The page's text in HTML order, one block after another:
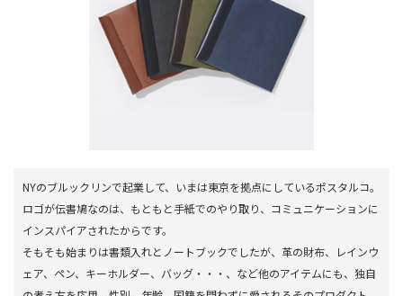
NYのブルックリンで起業して、いまは東京を拠点にしているポスタルコ。
ロゴが伝書鳩なのは、もともと手紙でのやり取り、コミュニケーションに
インスパイアされたからです。
そもそも始まりは書類入れとノートブックでしたが、革の財布、レインウ
ェア、ペン、キーホルダー、バッグ・・・、など他のアイテムにも、独自